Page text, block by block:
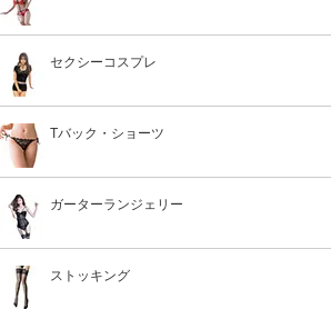
セクシーコスプレ
Tバック・ショーツ
ガーターランジェリー
ストッキング